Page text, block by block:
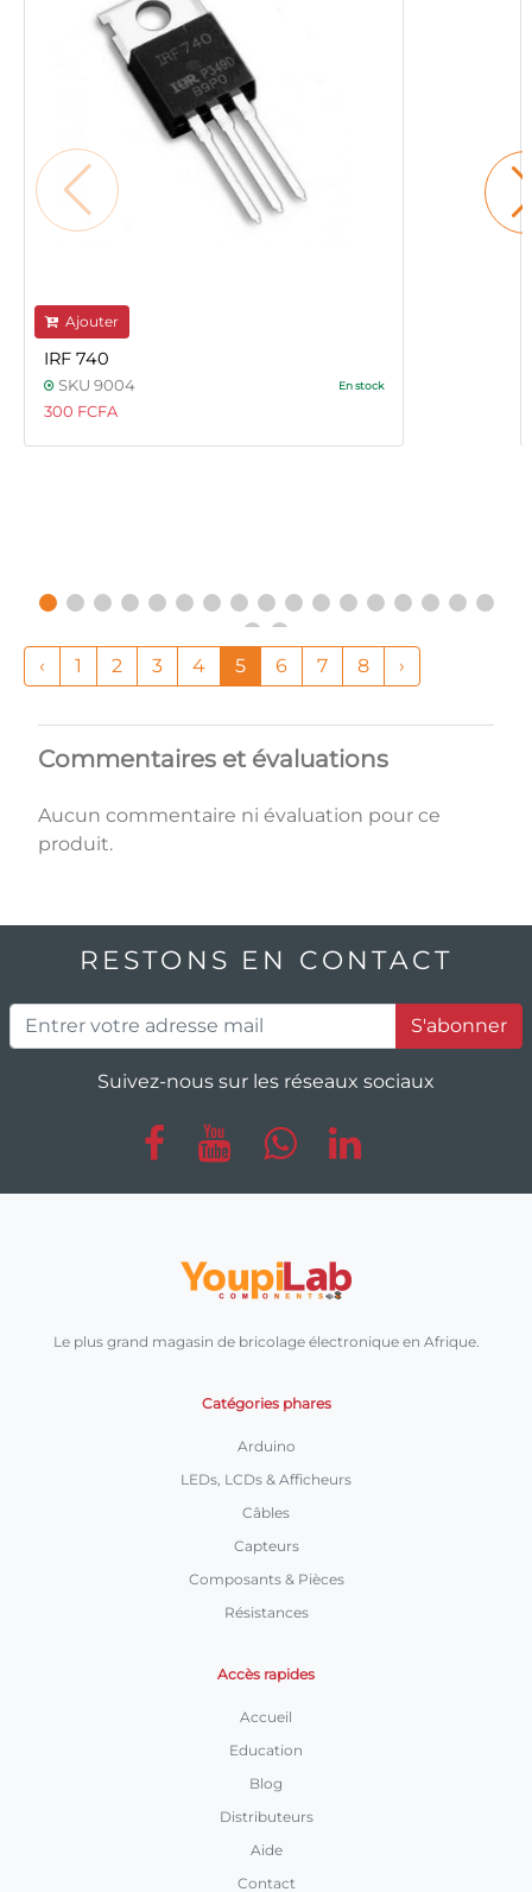
Ajouter
IRF 740
SKU 9004 En stock
300 FCFA
‹ 1 2 3 4 5 6 7 8 ›
Commentaires et évaluations
Aucun commentaire ni évaluation pour ce
produit.
RESTONS EN CONTACT
S'abonner
Suivez-nous sur les réseaux sociaux
Le plus grand magasin de bricolage électronique en Afrique.
Catégories phares
Arduino
LEDs, LCDs & Afficheurs
Câbles
Capteurs
Composants & Pièces
Résistances
Accès rapides
Accueil
Education
Blog
Distributeurs
Aide
Contact